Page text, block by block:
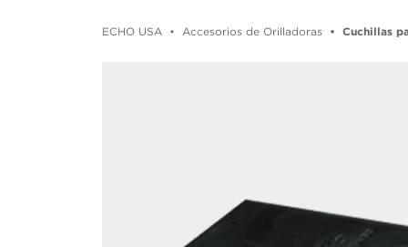
ECHO USA Accesorios de Orilladoras Cuchillas